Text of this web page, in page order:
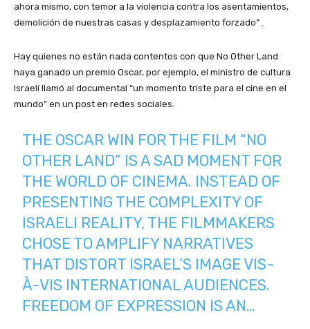
ahora mismo, con temor a la violencia contra los asentamientos,
demolición de nuestras casas y desplazamiento forzado” .
Hay quienes no están nada contentos con que No Other Land
haya ganado un premio Oscar, por ejemplo, el ministro de cultura
Israelí llamó al documental “un momento triste para el cine en el
mundo” en un post en redes sociales.
THE OSCAR WIN FOR THE FILM “NO
OTHER LAND” IS A SAD MOMENT FOR
THE WORLD OF CINEMA. INSTEAD OF
PRESENTING THE COMPLEXITY OF
ISRAELI REALITY, THE FILMMAKERS
CHOSE TO AMPLIFY NARRATIVES
THAT DISTORT ISRAEL’S IMAGE VIS-
À-VIS INTERNATIONAL AUDIENCES.
FREEDOM OF EXPRESSION IS AN…